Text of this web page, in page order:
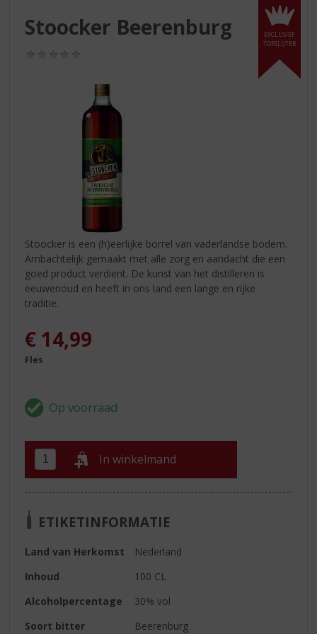
EXCLUSIEF
TOPSLIJTER
Stoocker Beerenburg
Stoocker is een (h)eerlijke borrel van vaderlandse bodem.
Ambachtelijk gemaakt met alle zorg en aandacht die een
goed product verdient. De kunst van het distilleren is
eeuwenoud en heeft in ons land een lange en rijke
traditie.
€ 14,99
Fles
In winkelmand
ETIKETINFORMATIE
Land van Herkomst
Nederland
Inhoud
100 CL
Alcoholpercentage
30% vol
Soort bitter
Beerenburg